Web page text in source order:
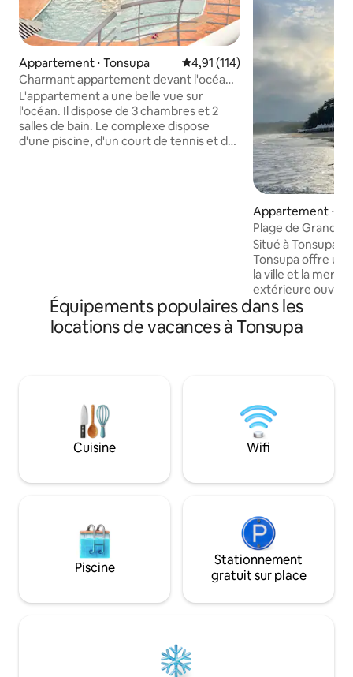
Appartement ⋅ Tonsupa Évaluation moyenne sur la
4,91 (114)
Charmant appartement devant l'océan
+ WiFi
L'appartement a une belle vue sur
l'océan. Il dispose de 3 chambres et 2
salles de bain. Le complexe dispose
d'une piscine, d'un court de tennis et de
nombreux types de sports nautiques.
Appartement ⋅
Plage de Grand
Situé à Tonsupa,
Tonsupa offre
la ville et la mer,
extérieure
piscine intérieure
en forme. Située
propriété dispose
une douche et un
par satellite à écran plat.
dispose d'un
comprend un
Équipements populaires dans les
locations de vacances à Tonsupa
Cuisine Wifi
Piscine
Stationnement
gratuit sur place